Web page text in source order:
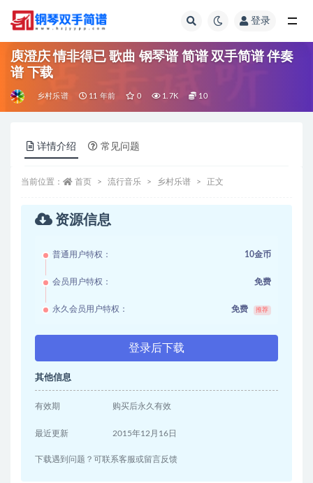
登录
庾澄庆 情非得已 歌曲 钢琴谱 简谱 双手简谱 伴奏
谱 下载
乡村乐谱 11 年前 0 1.7K 10
详情介绍 常见问题
当前位置： 首页 流行音乐 乡村乐谱 正文
资源信息
普通用户特权： 10金币
会员用户特权： 免费
永久会员用户特权： 免费 推荐
登录后下载
其他信息
有效期 购买后永久有效
最近更新 2015年12月16日
下载遇到问题？可联系客服或留言反馈